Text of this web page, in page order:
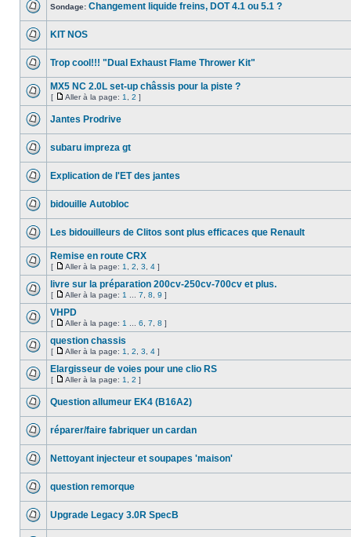
Sondage: Changement liquide freins, DOT 4.1 ou 5.1 ?
KIT NOS
Trop cool!!! "Dual Exhaust Flame Thrower Kit"
MX5 NC 2.0L set-up châssis pour la piste ?
[ Aller à la page: 1 2 ]
Jantes Prodrive
subaru impreza gt
Explication de l'ET des jantes
bidouille Autobloc
Les bidouilleurs de Clitos sont plus efficaces que Renault
Remise en route CRX
[ Aller à la page: 1 2 3 4 ]
livre sur la préparation 200cv-250cv-700cv et plus.
[ Aller à la page: 1 7 8 9 ]
VHPD
[ Aller à la page: 1 6 7 8 ]
question chassis
[ Aller à la page: 1 2 3 4 ]
Elargisseur de voies pour une clio RS
[ Aller à la page: 1 2 ]
Question allumeur EK4 (B16A2)
réparer/faire fabriquer un cardan
Nettoyant injecteur et soupapes 'maison'
question remorque
Upgrade Legacy 3.0R SpecB